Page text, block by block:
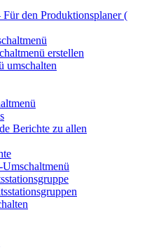
den Produktionsplaner (
erstellen
umschalten
Berichte zu allen
-Umschaltmenü